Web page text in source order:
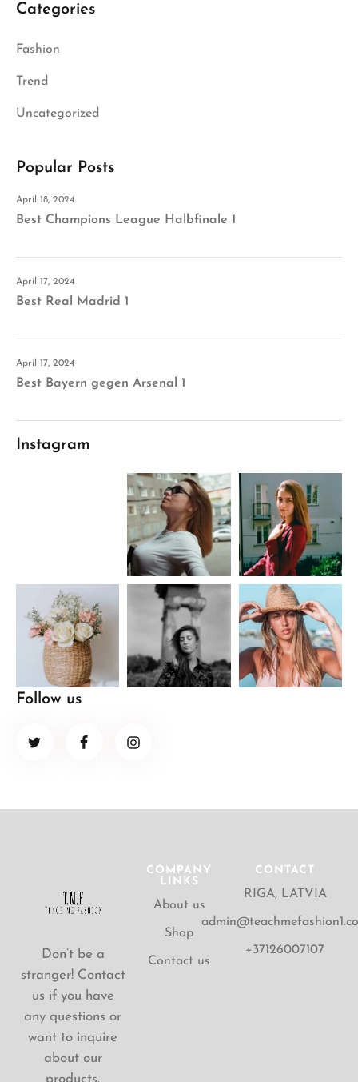
Categories
Fashion
Trend
Uncategorized
Popular Posts
April 18, 2024
Best Champions League Halbfinale 1
April 17, 2024
Best Real Madrid 1
April 17, 2024
Best Bayern gegen Arsenal 1
Instagram
Follow us
Don’t be a
stranger! Contact
us if you have
any questions or
want to inquire
about our
COMPANY
LINKS
About us
Shop
Contact us
CONTACT
RIGA, LATVIA
+37126007107